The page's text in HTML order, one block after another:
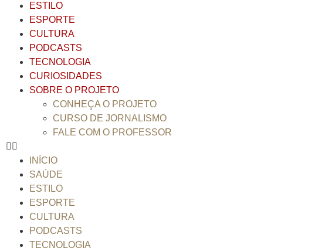
ESTILO
ESPORTE
CULTURA
PODCASTS
TECNOLOGIA
CURIOSIDADES
SOBRE O PROJETO
CONHEÇA O PROJETO
CURSO DE JORNALISMO
FALE COM O PROFESSOR
INÍCIO
SAÚDE
ESTILO
ESPORTE
CULTURA
PODCASTS
TECNOLOGIA